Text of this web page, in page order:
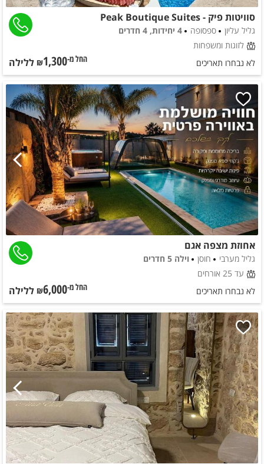
סוויטות פיק - Peak Boutique Suites
גליל עליון ספסופה
4 יחידות, 4 חדרים
לזוגות ומשפחות
לא נבחרו תאריכים
החל מ-₪1,300 ללילה
אחוזת מצפה אגם
גליל מערבי חוסן
וילה 5 חדרים
עד 25 אורחים
לא נבחרו תאריכים
החל מ-₪6,000 ללילה